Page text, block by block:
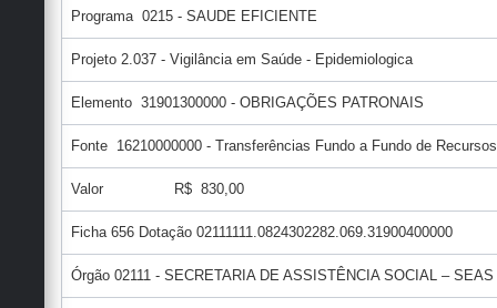
Programa 0215 - SAUDE EFICIENTE
Projeto 2.037 - Vigilância em Saúde - Epidemiologica
Elemento 31901300000 - OBRIGAÇÕES PATRONAIS
Fonte 16210000000 - Transferências Fundo a Fundo de
Valor R$ 830,00
Ficha 656 Dotação 02111111.0824302282.069.31900400000
Órgão 02111 - SECRETARIA DE ASSISTÊNCIA SOCIAL – SEAS